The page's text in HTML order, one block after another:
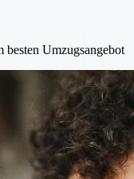
besten Umzugsangebot